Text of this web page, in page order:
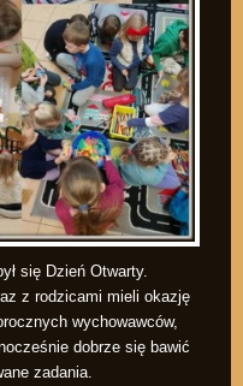
się Dzień Otwarty.
z rodzicami mieli okazję
wychowawców,
dobrze się bawić
zadania.